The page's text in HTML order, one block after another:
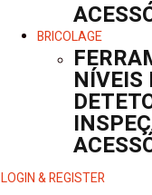
BRICOLAGE
NÍVEIS
LOGIN & REGISTER